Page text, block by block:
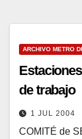
ARCHIVO METRO
de trabajo
1 JUL 2004
COMITÉ de